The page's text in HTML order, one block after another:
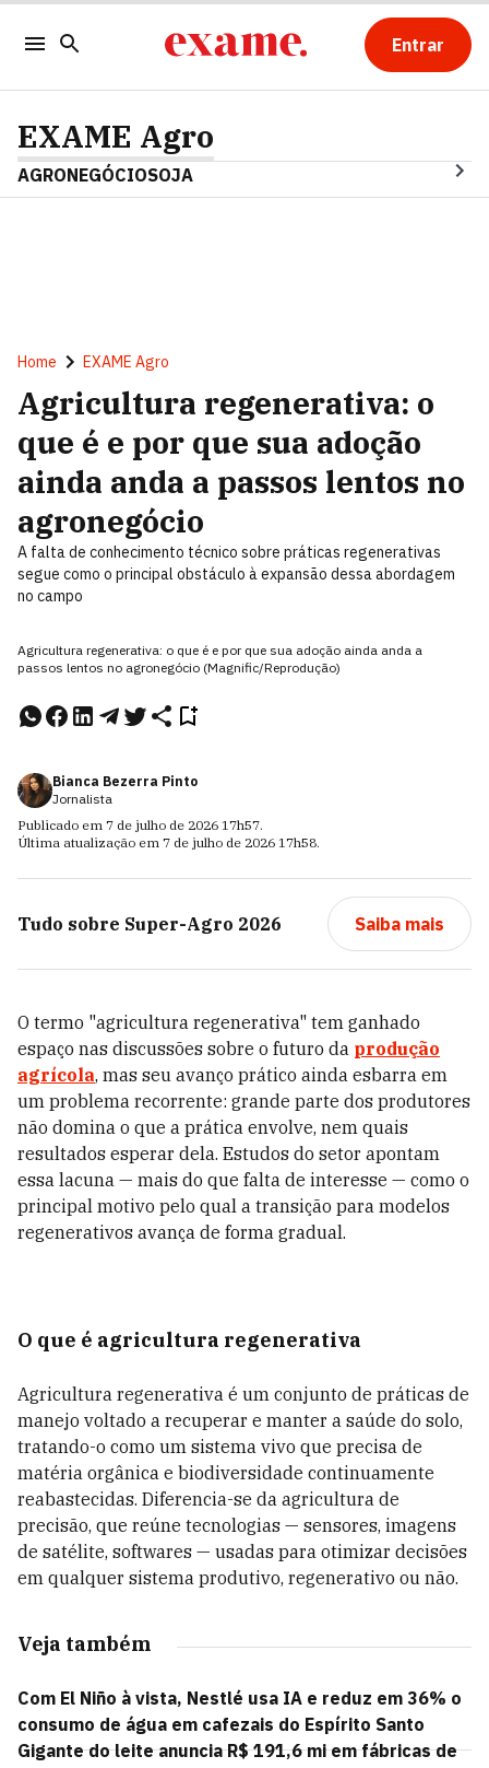
Entrar
EXAME Agro
AGRONEGÓCIOSOJA
Home EXAME Agro
Agricultura regenerativa: o
que é e por que sua adoção
ainda anda a passos lentos no
agronegócio
A falta de conhecimento técnico sobre práticas regenerativas
segue como o principal obstáculo à expansão dessa abordagem
no campo
Agricultura regenerativa: o que é e por que sua adoção ainda anda a
passos lentos no agronegócio (Magnific/Reprodução)
Bianca Bezerra Pinto
Jornalista
Publicado em 7 de julho de 2026 17h57.
Última atualização em 7 de julho de 2026 17h58.
Tudo sobre Super-Agro 2026 Saiba mais
O termo "agricultura regenerativa" tem ganhado
espaço nas discussões sobre o futuro da produção
agrícola, mas seu avanço prático ainda esbarra em
um problema recorrente: grande parte dos produtores
não domina o que a prática envolve, nem quais
resultados esperar dela. Estudos do setor apontam
essa lacuna — mais do que falta de interesse — como o
principal motivo pelo qual a transição para modelos
regenerativos avança de forma gradual.
O que é agricultura regenerativa
Agricultura regenerativa é um conjunto de práticas de
manejo voltado a recuperar e manter a saúde do solo,
tratando-o como um sistema vivo que precisa de
matéria orgânica e biodiversidade continuamente
reabastecidas. Diferencia-se da agricultura de
precisão, que reúne tecnologias — sensores, imagens
de satélite, softwares — usadas para otimizar decisões
em qualquer sistema produtivo, regenerativo ou não.
Veja também
Com El Niño à vista, Nestlé usa IA e reduz em 36% o
consumo de água em cafezais do Espírito Santo
Gigante do leite anuncia R$ 191,6 mi em fábricas de